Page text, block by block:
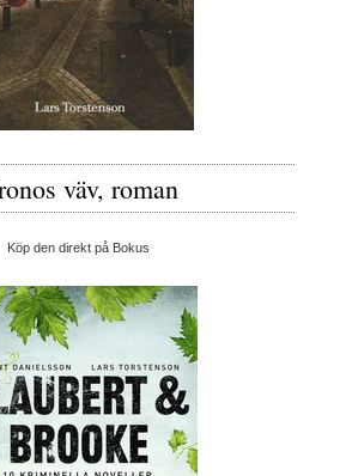
väv, roman
Köp den direkt på Bokus